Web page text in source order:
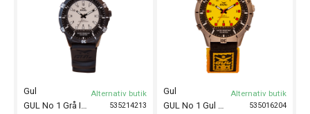
535214213
Gul Alternativ butik
535016204
Gul Alternativ butik